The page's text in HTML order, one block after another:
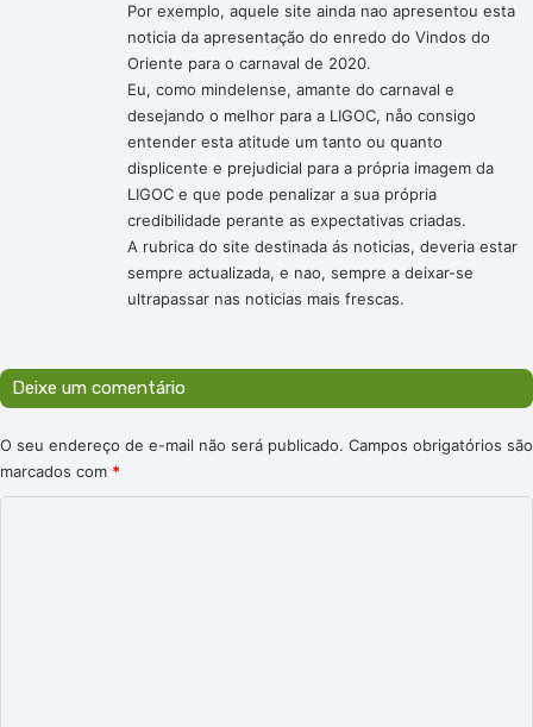
Por exemplo, aquele site ainda nao apresentou esta
noticia da apresentação do enredo do Vindos do
Oriente para o carnaval de 2020.
Eu, como mindelense, amante do carnaval e
desejando o melhor para a LIGOC, nåo consigo
entender esta atitude um tanto ou quanto
displicente e prejudicial para a própria imagem da
LIGOC e que pode penalizar a sua própria
credibilidade perante as expectativas criadas.
A rubrica do site destinada ás noticias, deveria estar
sempre actualizada, e nao, sempre a deixar-se
ultrapassar nas noticias mais frescas.
Deixe um comentário
O seu endereço de e-mail não será publicado. Campos obrigatórios são
marcados com *